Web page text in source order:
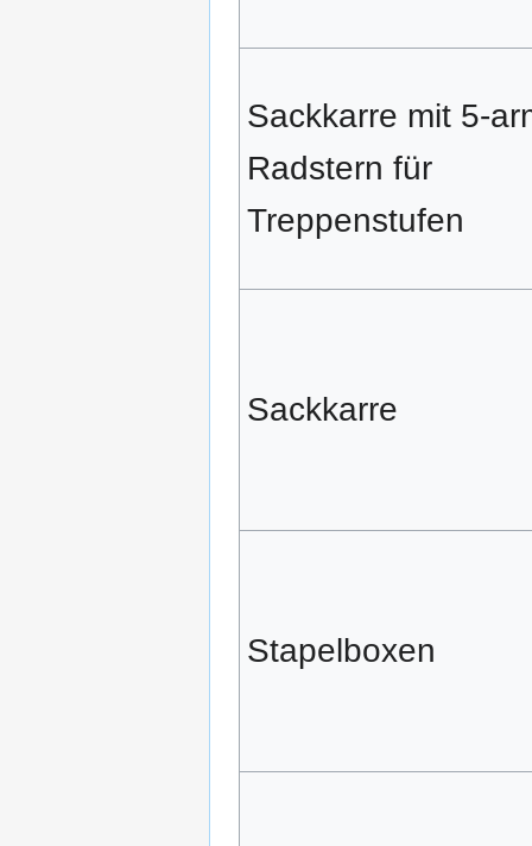
Sackkarre mit 5-
Radstern für
Treppenstufen
Sackkarre
Stapelboxen